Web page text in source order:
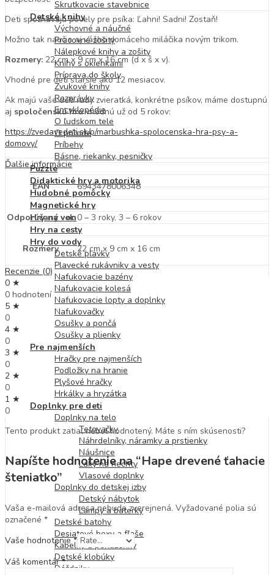
Skrutkovacie stavebnice
Detské knihy
Výchovné a náučné
Pracovné zošity
Nálepkové knihy a zošity
Knihy s okienkami
Príprava do školy
Zvukové knihy
Rozprávky
Encyklopédie
O ľudskom tele
O prírode
Príbehy
Básne, riekanky, pesničky
Puzzle
Didaktické hry a motorika
Hudobné pomôcky
Magnetické hry
Hry na von
Hry na cesty
Hry do vody
Detské plavky
Plavecké rukávniky a vesty
Nafukovacie bazény
Nafukovacie kolesá
Nafukovacie lopty a doplnky
Nafukovačky
Osušky a pončá
Osušky a plienky
Pre najmenších
Hračky pre najmenších
Podložky na hranie
Plyšové hračky
Hrkálky a hryzátka
Doplnky pre deti
Doplnky na telo
Tetovačky
Náhrdelníky, náramky a prstienky
Náušnice
Laky na nechty
Vlasové doplnky
Doplnky do detskej izby
Detský nábytok
Lampy a baterky
Detské batohy
Desiatové boxy a fľaše
Kabelky a peňaženky
Detské klobúky
Dáždniky
Deti spoznávajú povely pre psíka: Ľahni! Sadni! Zostaň!
Možno tak naučia aj vášho domáceho miláčika novým trikom.
Rozmery: 22 cm x 9 cm x 16 cm (d x š x v).
Vhodné pre deti staršie ako 12 mesiacov.
Ak majú vaše deti rady zvieratká, konkrétne psíkov, máme dostupnú
aj spoločenskú hruvhodnú už od 5 rokov:
https://zvedavedeti.sk/p/marbushka-spolocenska-hra-psy-a-
domovy/
Ďalšie informácie
EAN
6943478006348
Odporúčaný vek 0 – 3 roky, 3 – 6 rokov
Rozmery
22 cm x 9 cm x 16 cm
Recenzie (0)
0 ★
0 hodnotení
5 ★
0
4 ★
0
3 ★
0
2 ★
0
1 ★
0
Tento produkt zatiaľ nebol hodnotený. Máte s ním skúsenosti?
Napíšte hodnotenie na “Hape drevené ťahacie
šteniatko”
Vaša e-mailová adresa nebude zverejnená. Vyžadované polia sú
označené *
Vaše hodnotenie*
Váš komentár*